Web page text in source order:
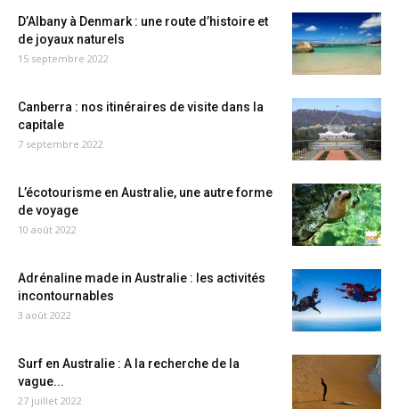
D’Albany à Denmark : une route d’histoire et
de joyaux naturels
15 septembre 2022
Canberra : nos itinéraires de visite dans la
capitale
7 septembre 2022
L’écotourisme en Australie, une autre forme
de voyage
10 août 2022
Adrénaline made in Australie : les activités
incontournables
3 août 2022
Surf en Australie : A la recherche de la
vague...
27 juillet 2022